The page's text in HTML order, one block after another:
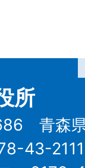
所
青森県
43-